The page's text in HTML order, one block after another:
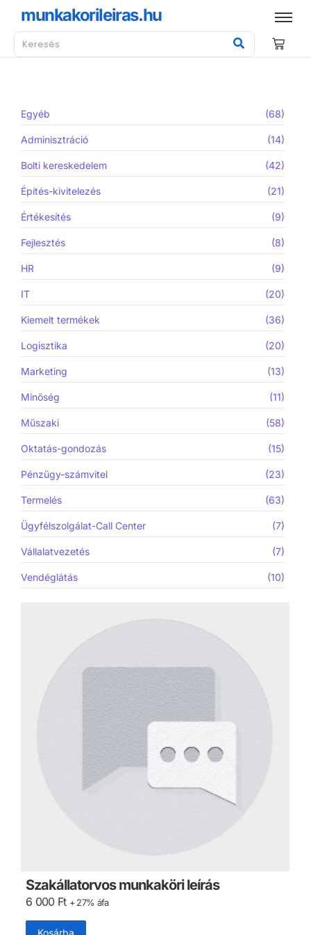
munkakorileiras.hu
Egyéb (68)
Adminisztráció (14)
Bolti kereskedelem (42)
Építés-kivitelezés (21)
Értékesítés (9)
Fejlesztés (8)
HR (9)
IT (20)
Kiemelt termékek (36)
Logisztika (20)
Marketing (13)
Minőség (11)
Műszaki (58)
Oktatás-gondozás (15)
Pénzügy-számvitel (23)
Termelés (63)
Ügyfélszolgálat-Call Center (7)
Vállalatvezetés (7)
Vendéglátás (10)
Szakállatorvos munkaköri leírás
6 000 Ft + 27% áfa
Kosárba